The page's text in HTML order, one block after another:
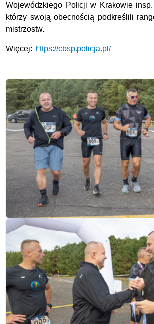
Wojewódzkiego Policji w Krakowie
którzy swoją obecnością podkreślili
mistrzostw.
Więcej: https://cbsp.policja.pl/